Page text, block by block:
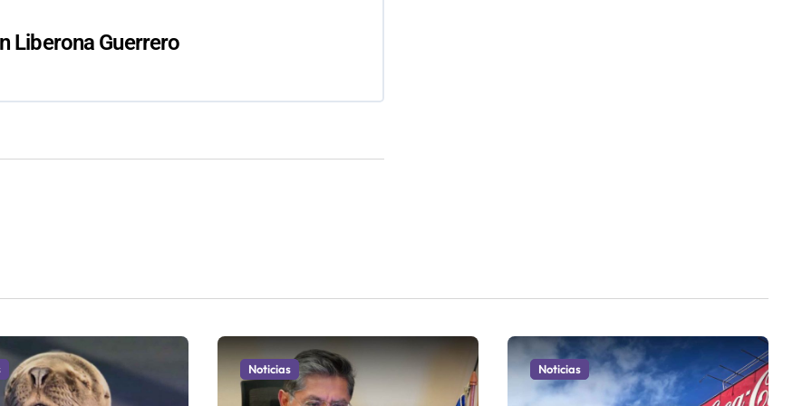
Liberona Guerrero
Noticias Noticias